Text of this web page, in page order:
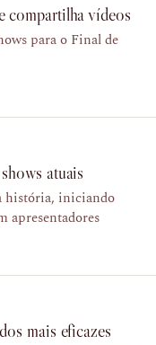
compartilha vídeos
para o Final de
atuais
história, iniciando
apresentadores
mais eficazes